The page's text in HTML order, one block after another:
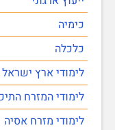
כימיה
כלכלה
לימודי ארץ ישראל
לימודי המזרח
לימודי מזרח אסיה